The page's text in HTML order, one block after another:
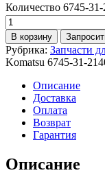
Количество 6745-
В корзину
Рубрика: Запчасти
Komatsu 6745-31-
Описание
Доставка
Оплата
Возврат
Гарантия
Описание